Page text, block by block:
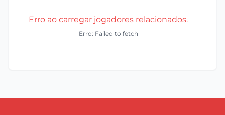
Erro ao carregar jogadores relacionados.
Erro: Failed to fetch